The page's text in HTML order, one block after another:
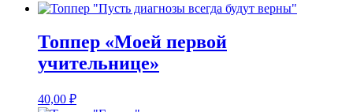
Топпер «Моей первой
учительнице»
40,00 ₽